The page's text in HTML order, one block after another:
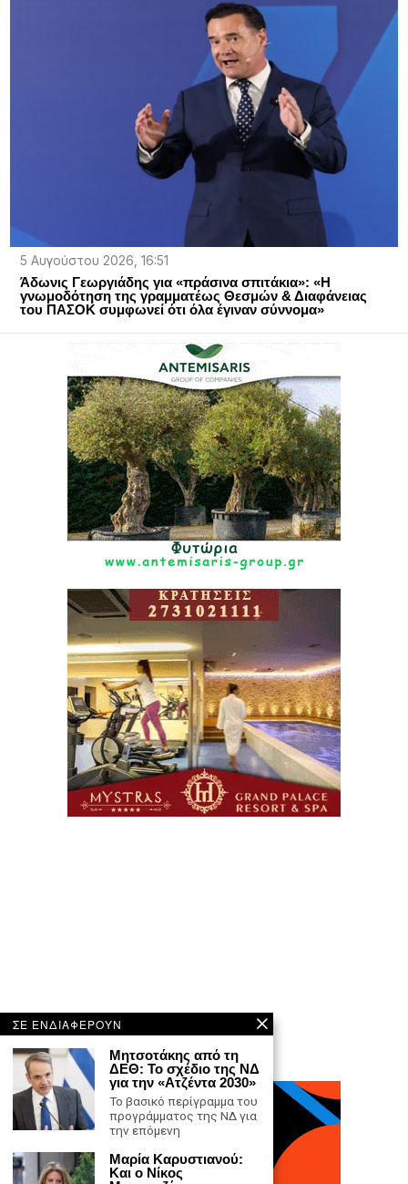
5 Αυγούστου 2026, 16:51
Άδωνις Γεωργιάδης για «πράσινα σπιτάκια»: «Η
γνωμοδότηση της γραμματέως Θεσμών & Διαφάνειας
του ΠΑΣΟΚ συμφωνεί ότι όλα έγιναν σύννομα»
ΣΕ ΕΝΔΙΑΦΕΡΟΥΝ
Μητσοτάκης από τη
ΔΕΘ: Το σχέδιο της ΝΔ
για την «Ατζέντα 2030»
Το βασικό περίγραμμα του
προγράμματος της ΝΔ για
την επόμενη
Μαρία Καρυστιανού:
Και ο Νίκος